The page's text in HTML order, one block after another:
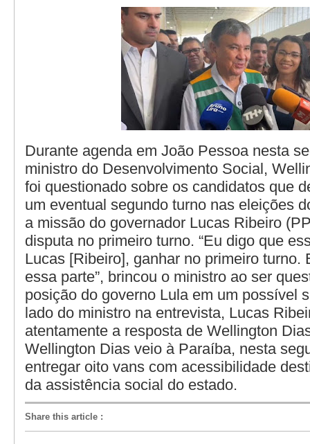
Durante agenda em João Pessoa nesta
ministro do Desenvolvimento Social,
foi questionado sobre os candidatos que
um eventual segundo turno nas eleições
a missão do governador Lucas Ribeiro
disputa no primeiro turno. “Eu digo que
Lucas [Ribeiro], ganhar no primeiro turno.
essa parte”, brincou o ministro ao ser
posição do governo Lula em um possível
lado do ministro na entrevista, Lucas
atentamente a resposta de Wellington
Wellington Dias veio à Paraíba, nesta
entregar oito vans com acessibilidade
da assistência social do estado.
Share this article :